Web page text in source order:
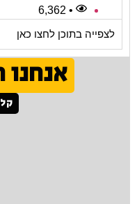
• 6,362
לצפייה בתוכן לחצו כאן
אנחנו